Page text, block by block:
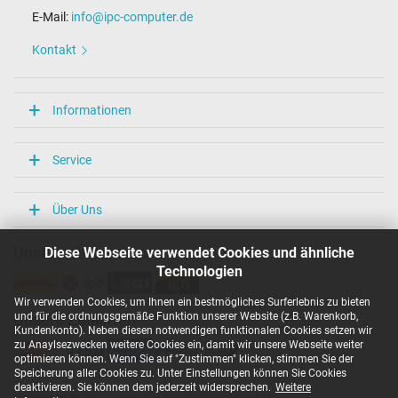
Diese Webseite verwendet Cookies und ähnliche
Technologien
Wir verwenden Cookies, um Ihnen ein bestmögliches Surferlebnis zu bieten
und für die ordnungsgemäße Funktion unserer Website (z.B. Warenkorb,
Kundenkonto). Neben diesen notwendigen funktionalen Cookies setzen wir
zu Anaylsezwecken weitere Cookies ein, damit wir unsere Webseite weiter
optimieren können. Wenn Sie auf "Zustimmen" klicken, stimmen Sie der
Speicherung aller Cookies zu. Unter Einstellungen können Sie Cookies
deaktivieren. Sie können dem jederzeit widersprechen. Weitere
E-Mail: info@ipc-computer.de
Kontakt
Informationen
Service
Über Uns
Unsere Versandarten
Unsere Zahlarten